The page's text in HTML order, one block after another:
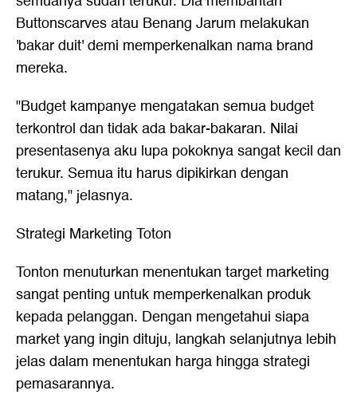
Buttonscarves atau Benang Jarum melakukan
'bakar duit' demi memperkenalkan nama brand
mereka.
"Budget kampanye mengatakan semua budget
terkontrol dan tidak ada bakar-bakaran. Nilai
presentasenya aku lupa pokoknya sangat kecil dan
terukur. Semua itu harus dipikirkan dengan
matang," jelasnya.
Strategi Marketing Toton
Tonton menuturkan menentukan target marketing
sangat penting untuk memperkenalkan produk
kepada pelanggan. Dengan mengetahui siapa
market yang ingin dituju, langkah selanjutnya lebih
jelas dalam menentukan harga hingga strategi
pemasarannya.